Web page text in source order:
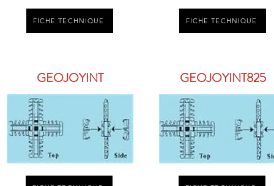
FICHE TECHNIQUE FICHE TECHNIQUE
GEOJOYINT GEOJOYINT825